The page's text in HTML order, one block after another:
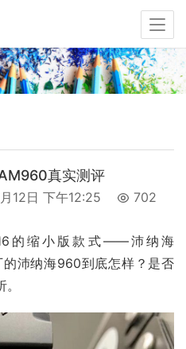
真实测评
12日 下午12:25 702
的缩小版款式——沛纳海
沛纳海960到底怎样？是否